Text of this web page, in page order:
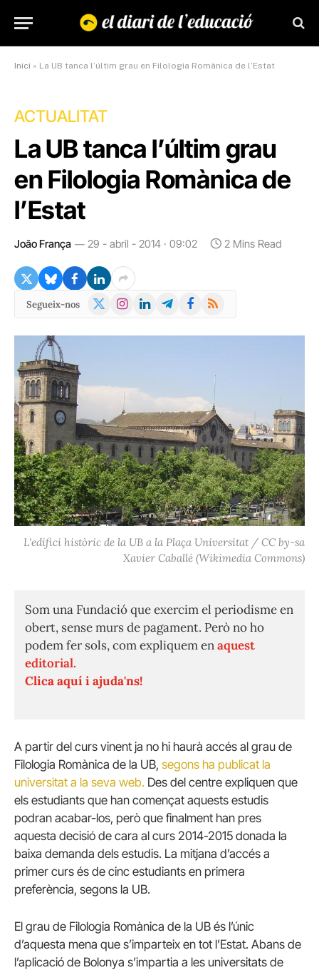
Inici » La UB tanca l’últim grau en Filologia Romànica de l’Estat
ACTUALITAT
La UB tanca l’últim grau
en Filologia Romànica de
l’Estat
João França 29 - abril - 2014 · 09:02 2 Mins Read
Segueix-nos
X
Instagram
LinkedInTelegramFacebook
RSS
L'edifici històric de la UB a la Plaça Universitat / CC by-sa
Xavier Caballé (Wikimedia Commons)
Som una Fundació que exercim el periodisme en
obert, sense murs de pagament. Però no ho
podem fer sols, com expliquem enaquest
editorial.
Clica aquí i ajuda'ns!
A partir del curs vinent ja no hi haurà accés al grau de
Filologia Romànica de la UB, segons ha publicat la
universitat a la seva web. Des del centre expliquen que
els estudiants que han començat aquests estudis
podran acabar-los, però que finalment han pres
aquesta decisió de cara al curs 2014-2015 donada la
baixa demanda dels estudis. La mitjana d’accés a
primer curs és de cinc estudiants en primera
preferència, segons la UB.
El grau de Filologia Romànica de la UB és l’únic
d’aquesta mena que s’imparteix en tot l’Estat. Abans de
l’aplicació de Bolonya s’impartia a les universitats de